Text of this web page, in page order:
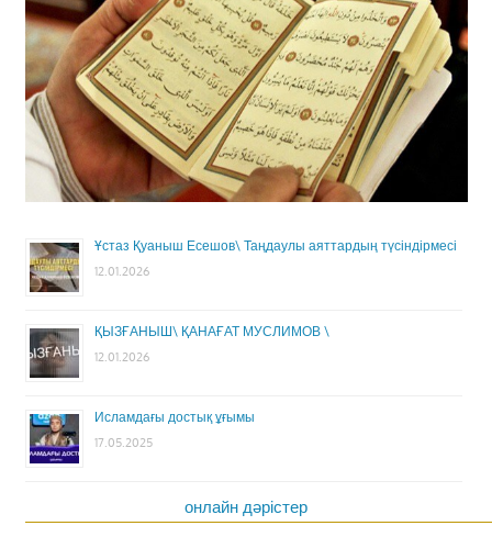
Ұстаз Қуаныш Есешов\ Таңдаулы аяттардың түсіндірмесі
12.01.2026
ҚЫЗҒАНЫШ\ ҚАНАҒАТ МУСЛИМОВ \
12.01.2026
Исламдағы достық ұғымы
17.05.2025
онлайн дәрістер